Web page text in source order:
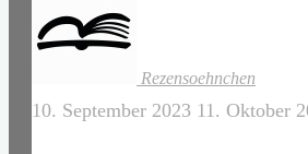
Rezensoehnchen
10. September 2023 11. Oktober